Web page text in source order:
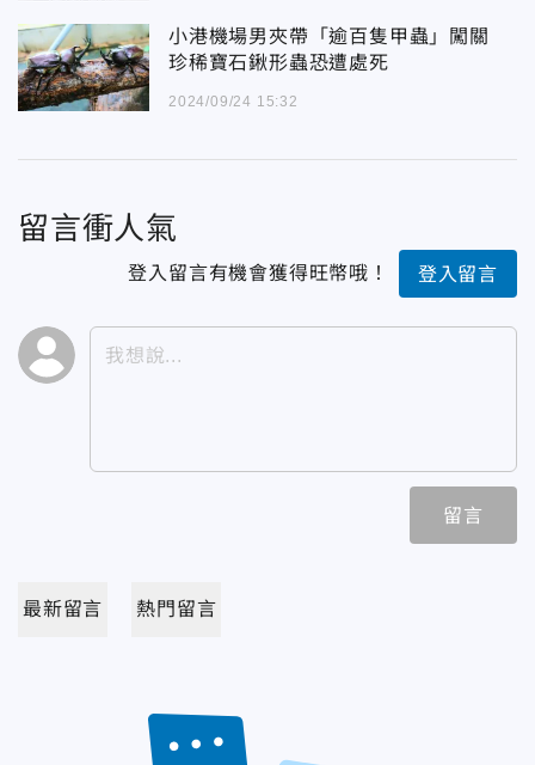
小港機場男夾帶「逾百隻甲蟲」闖關
珍稀寶石鍬形蟲恐遭處死
2024/09/24 15:32
留言衝人氣
登入留言有機會獲得旺幣哦！ 登入留言
留言
最新留言 熱門留言